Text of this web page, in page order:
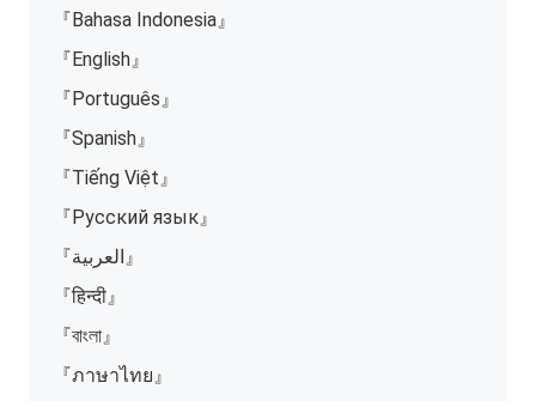
『Bahasa Indonesia』
『English』
『Português』
『Spanish』
『Tiếng Việt』
『Русский язык』
『العربية』
『हिन्दी』
『বাংলা』
『ภาษาไทย』